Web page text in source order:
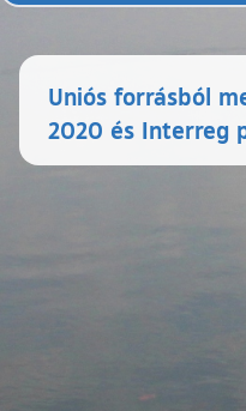
Uniós forrásból
2020 és Interreg